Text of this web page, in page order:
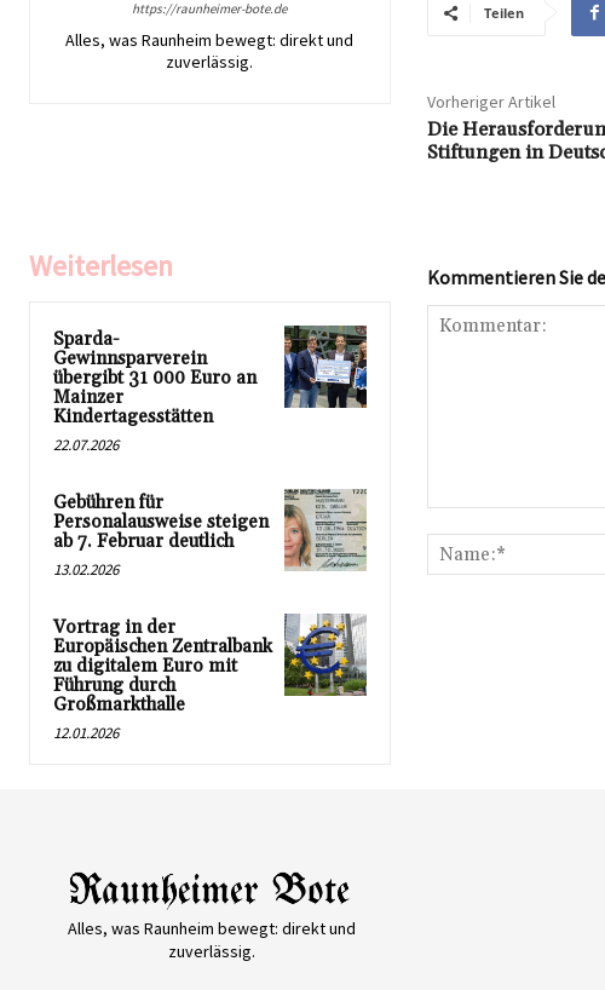
https://raunheimer-bote.de
Alles, was Raunheim bewegt: direkt und
zuverlässig.
Teilen
Vorheriger Artikel
Die
Stiftungen in
Weiterlesen
Sparda-
Gewinnsparverein
übergibt 31 000 Euro an
Mainzer
Kindertagesstätten
22.07.2026
Gebühren für
Personalausweise steigen
ab 7. Februar deutlich
13.02.2026
Vortrag in der
Europäischen Zentralbank
zu digitalem Euro mit
Führung durch
Großmarkthalle
12.01.2026
Kommentieren Sie
Alles, was Raunheim bewegt: direkt und
zuverlässig.